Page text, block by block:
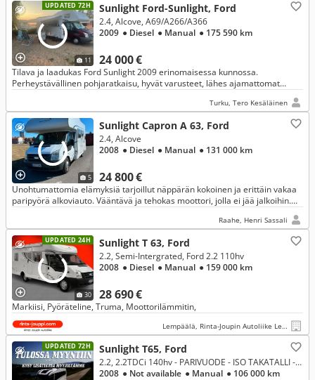
UPDATED 72H
11
Sunlight Ford-Sunlight, Ford
24 000 €
2.4, Alcove, A69/A266/A366
2009 ● Diesel ● Manual ● 175 590 km
Tilava ja laadukas Ford Sunlight 2009 erinomaisessa kunnossa.
Perheystävällinen pohjaratkaisu, hyvät varusteet, lähes ajamattomat
Turku, Tero Kesäläinen
5
Sunlight Capron A 63, Ford
24 800 €
2.4, Alcove
2008 ● Diesel ● Manual ● 131 000 km
Unohtumattomia elämyksiä tarjoillut näppärän kokoinen ja erittäin vakaa
paripyörä alkoviauto. Vääntävä ja tehokas moottori, jolla ei jää jalkoihin.
Raahe, Henri Sassali
UPDATED 24H
30
Sunlight T 63, Ford
28 690 €
2.2, Semi-Intergrated, Ford 2.2 110hv
2008 ● Diesel ● Manual ● 159 000 km
Markiisi, Pyöräteline, Truma, Moottorilämmitin,
Lempäälä, Rinta-Joupin Autoliike Lempäälä
UPDATED 72H Sunlight T65, Ford
2.2, 2.2TDCi 140hv - PARIVUODE - ISO TAKATALLI - KETJUKONE
2008 ● Not available ● Manual ● 106 000 km